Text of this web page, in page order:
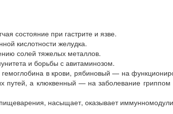
состояние при гастрите и язве.
кислотности желудка.
солей тяжелых металлов.
и борьбы с авитаминозом.
в крови, рябиновый — на
путей, а клюквенный — на заболевание
насыщает, оказывает